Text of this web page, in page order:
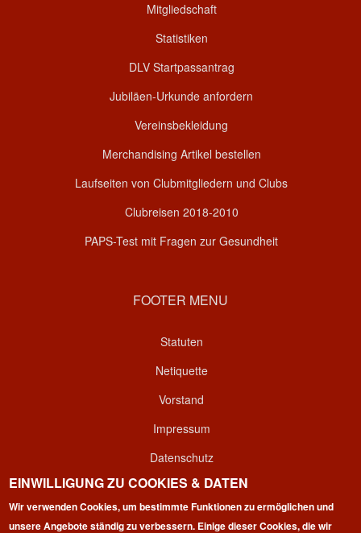
Mitgliedschaft
Statistiken
DLV Startpassantrag
Jubiläen-Urkunde anfordern
Vereinsbekleidung
Merchandising Artikel bestellen
Laufseiten von Clubmitgliedern und Clubs
Clubreisen 2018-2010
PAPS-Test mit Fragen zur Gesundheit
FOOTER MENU
Statuten
Netiquette
Vorstand
Impressum
Datenschutz
Kontakt
Login
EINWILLIGUNG ZU COOKIES & DATEN
Wir verwenden Cookies, um bestimmte Funktionen zu ermöglichen und
unsere Angebote ständig zu verbessern. Einige dieser Cookies, die wir